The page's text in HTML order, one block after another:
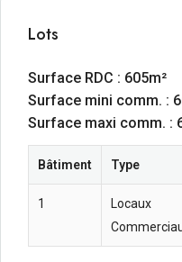
Lots
Surface RDC : 605m²
Surface mini comm. :
Surface maxi comm. :
Bâtiment Type
1
Locaux